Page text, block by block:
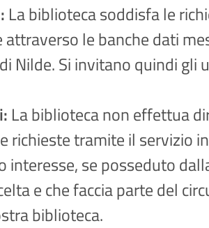
La biblioteca soddisfa le
attraverso le banche dati
Nilde. Si invitano quindi
La biblioteca non effettua
richieste tramite il servizio
interesse, se posseduto
e che faccia parte del
biblioteca.